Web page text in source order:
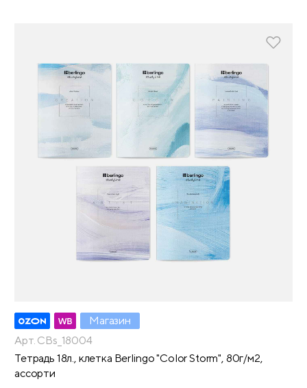
Магазин
Арт. CBs_18004
Тетрадь 18л., клетка Berlingo "Color Storm", 80г/м2,
ассорти